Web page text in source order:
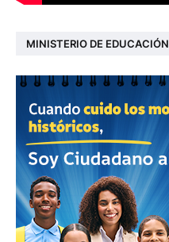
MINISTERIO DE EDUCACIÓN